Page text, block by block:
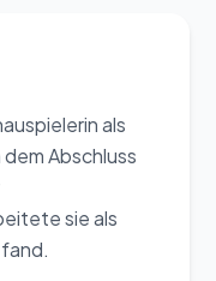
als
Abschluss
sie als